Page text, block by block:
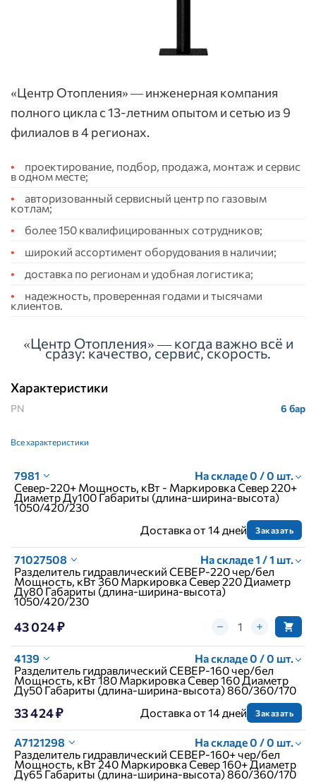
«Центр Отопления» — инженерная компания
полного цикла с 13-летним опытом и сетью из 9
филиалов в 4 регионах.
проектирование, подбор, продажа, монтаж и сервис
в одном месте;
авторизованный сервисный центр по газовым
котлам;
более 150 квалифицированных сотрудников;
широкий ассортимент оборудования в наличии;
доставка по регионам и удобная логистика;
надежность, проверенная годами и тысячами
клиентов.
«Центр Отопления» — когда важно всё и
сразу: качество, сервис, скорость.
Характеристики
PN 6 бар
Все характеристики
7981
На складе 0 / 0 шт.
Север-220+ Мощность, кВт - Маркировка Север 220+
Диаметр Ду100 Габариты (длина-ширина-высота)
1050/420/230
Доставка от 14 дней
Заказать
71027508
На складе 1 / 1 шт.
Разделитель гидравлический СЕВЕР-220 чер/бел
Мощность, кВт 360 Маркировка Север 220 Диаметр
Ду80 Габариты (длина-ширина-высота)
1050/420/230
43 024 ₽
4139
На складе 0 / 0 шт.
Разделитель гидравлический СЕВЕР-160 чер/бел
Мощность, кВт 180 Маркировка Север 160 Диаметр
Ду50 Габариты (длина-ширина-высота) 860/360/170
33 424 ₽ Доставка от 14 дней Заказать
A7121298
На складе 0 / 0 шт.
Разделитель гидравлический СЕВЕР-160+ чер/бел
Мощность, кВт 240 Маркировка Север 160+ Диаметр
Ду65 Габариты (длина-ширина-высота) 860/360/170